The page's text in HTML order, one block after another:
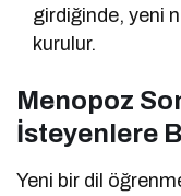
girdiğinde, yeni
kurulur.
Menopoz
İsteyenlere
Yeni bir dil